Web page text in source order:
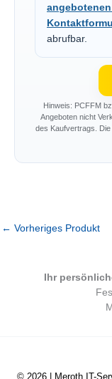
abrufbar.
Hinweis: PCFFM
Angeboten nicht
des Kaufvertrags.
← Vorheriges Produkt
Ihr
© 2026 | Meroth IT-